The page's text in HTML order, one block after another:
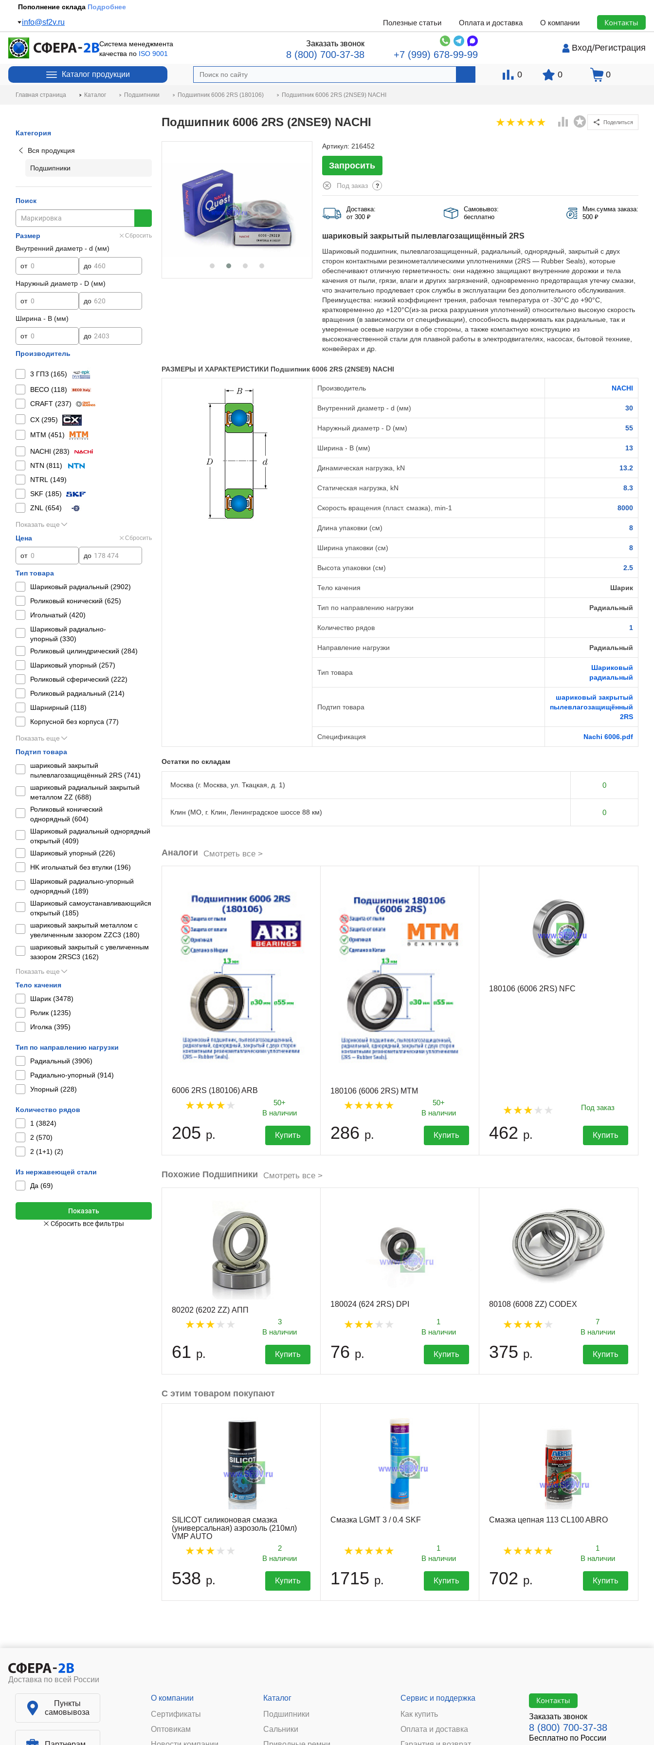
Пополнение склада Подробнее
info@sf2v.ru Полезные статьи Оплата и доставка О компании Контакты
Система менеджмента
качества по ISO 9001
Заказать звонок
8 (800) 700-37-38 +7 (999) 678-99-99
Вход/Регистрация
Каталог продукции 0 0 0
Главная страница Каталог Подшипники Подшипник 6006 2RS (180106) Подшипник 6006 2RS (2NSE9) NACHI
Категория
Вся продукция
Подшипники
Поиск
Размер Сбросить
Внутренний диаметр - d (мм)
от до
Наружный диаметр - D (мм)
от до
Ширина - B (мм)
от до
Производитель
3 ГПЗ (165)
BECO (118)
CRAFT (237)
CX (295)
MTM (451)
NACHI (283)
NTN (811)
NTRL (149)
SKF (185)
ZNL (654)
Показать еще
Цена
Сбросить
от до
Тип товара
Шариковый радиальный (2902)
Роликовый конический (625)
Игольчатый (420)
Шариковый радиально-
упорный (330)
Роликовый цилиндрический (284)
Шариковый упорный (257)
Роликовый сферический (222)
Роликовый радиальный (214)
Шарнирный (118)
Корпусной без корпуса (77)
Показать еще
Подтип товара
шариковый закрытый
пылевлагозащищённый 2RS (741)
шариковый радиальный закрытый
металлом ZZ (688)
Роликовый конический
однорядный (604)
Шариковый радиальный однорядный
открытый (409)
Шариковый упорный (226)
HK игольчатый без втулки (196)
Шариковый радиально-упорный
однорядный (189)
Шариковый самоустанавливающийся
открытый (185)
шариковый закрытый металлом с
увеличенным зазором ZZC3 (180)
шариковый закрытый с увеличенным
зазором 2RSС3 (162)
Показать еще
Тело качения
Шарик (3478)
Ролик (1235)
Иголка (395)
Тип по направлению нагрузки
Радиальный (3906)
Радиально-упорный (914)
Упорный (228)
Количество рядов
1 (3824)
2 (570)
2 (1+1) (2)
Из нержавеющей стали
Да (69)
Подшипник 6006 2RS (2NSE9) NACHI Поделиться
Артикул: 216452
Запросить
Под заказ ?
Доставка:
от 300 ₽
Самовывоз:
бесплатно
Мин.сумма заказа:
500 ₽
шариковый закрытый пылевлагозащищённый 2RS
Шариковый подшипник, пылевлагозащищенный, радиальный, однорядный, закрытый с двух
сторон контактными резинометаллическими уплотнениями (2RS — Rubber Seals), которые
обеспечивают отличную герметичность: они надежно защищают внутренние дорожки и тела
качения от пыли, грязи, влаги и других загрязнений, одновременно предотвращая утечку смазки,
что значительно продлевает срок службы в эксплуатации без дополнительного обслуживания.
Преимущества: низкий коэффициент трения, рабочая температура от -30°C до +90°C,
кратковременно до +120°C(из-за риска разрушения уплотнений) относительно высокую скорость
вращения (в зависимости от спецификации), способность выдерживать как радиальные, так и
умеренные осевые нагрузки в обе стороны, а также компактную конструкцию из
высококачественной стали для плавной работы в электродвигателях, насосах, бытовой технике,
конвейерах и др.
РАЗМЕРЫ И ХАРАКТЕРИСТИКИ Подшипник 6006 2RS (2NSE9) NACHI
Производитель NACHI
Внутренний диаметр - d (мм) 30
Наружный диаметр - D (мм) 55
Ширина - B (мм) 13
Динамическая нагрузка, kN 13.2
Статическая нагрузка, kN 8.3
Скорость вращения (пласт. смазка), min-1 8000
Длина упаковки (см) 8
Ширина упаковки (см) 8
Высота упаковки (см) 2.5
Тело качения Шарик
Тип по направлению нагрузки Радиальный
Количество рядов 1
Направление нагрузки Радиальный
Тип товара
Шариковый
радиальный
Подтип товара
шариковый закрытый
пылевлагозащищённый
2RS
Спецификация Nachi 6006.pdf
Остатки по складам
Москва (г. Москва, ул. Ткацкая, д. 1) 0
Клин (МО, г. Клин, Ленинградское шоссе 88 км) 0
Аналоги Смотреть все >
6006 2RS (180106) ARB
50+
В наличии
205 р. Купить
180106 (6006 2RS) MTM
50+
В наличии
286 р. Купить
180106 (6006 2RS) NFC
Под заказ
462 р. Купить
Похожие Подшипники Смотреть все >
80202 (6202 ZZ) АПП
3
В наличии
61 р. Купить
180024 (624 2RS) DPI
1
В наличии
76 р. Купить
80108 (6008 ZZ) CODEX
7
В наличии
375 р. Купить
С этим товаром покупают
SILICOT силиконовая смазка
(универсальная) аэрозоль (210мл)
VMP AUTO
2
В наличии
538 р. Купить
Смазка LGMT 3 / 0.4 SKF
1
В наличии
1715 р. Купить
Смазка цепная 113 CL100 ABRO
1
В наличии
702 р. Купить
Доставка по всей России
Пункты
самовывоза
О компании
Сертификаты
Оптовикам
Каталог
Подшипники
Сальники
Сервис и поддержка
Как купить
Оплата и доставка
Контакты
Заказать звонок
8 (800) 700-37-38
Бесплатно по России